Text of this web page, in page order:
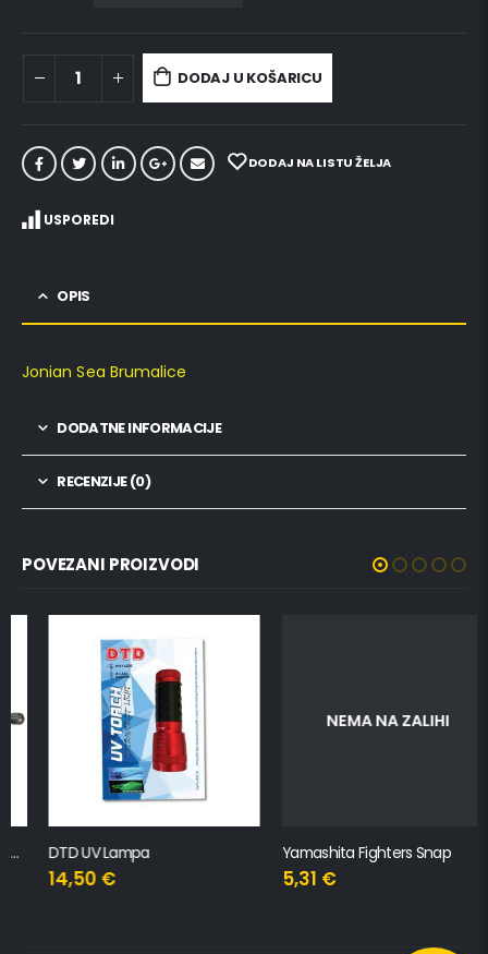
DODAJ U KOŠARICU
DODAJ NA LISTU ŽELJA
USPOREDI
OPIS
Jonian Sea Brumalice
DODATNE INFORMACIJE
RECENZIJE (0)
POVEZANI PROIZVODI
DTD UV Lampa
14,50€
NEMA NA ZALIHI
Yamashita Fighters Snap
5,31€